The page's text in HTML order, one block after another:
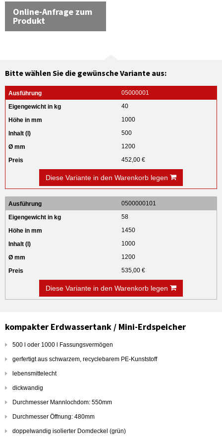
Online-Anfrage zum
Produkt
Bitte wählen Sie die gewünsche Variante aus:
05000001
40
1000
500
1200
452,00 €
Diese Variante in den Warenkorb legen
0500000101
58
1450
1000
1200
535,00 €
Diese Variante in den Warenkorb legen
kompakter Erdwassertank / Mini-Erdspeicher
500 l oder 1000 l Fassungsvermögen
gerfertigt aus schwarzem, recyclebarem PE-Kunststoff
lebensmittelecht
dickwandig
Durchmesser Mannlochdom: 550mm
Durchmesser Öffnung: 480mm
doppelwandig isolierter Domdeckel (grün)